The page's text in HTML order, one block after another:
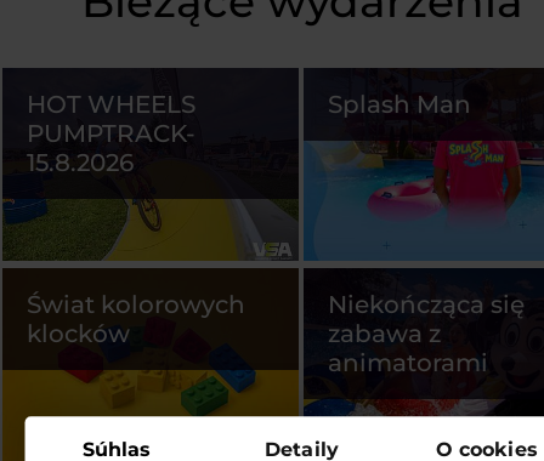
Súhlas Detaily O cookies
HOT WHEELS
PUMPTRACK-
15.8.2026
Splash Man
Świat kolorowych
klocków
Niekończąca się
zabawa z
animatorami